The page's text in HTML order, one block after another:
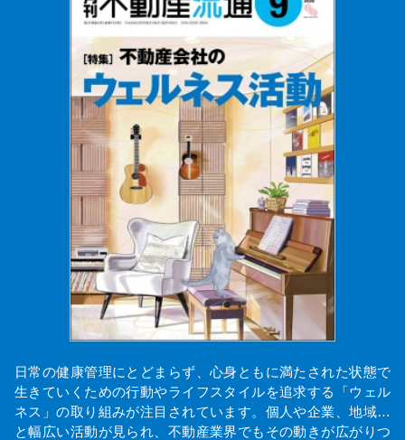
日常の健康管理にとどまらず、心身ともに満たされた状態で
生きていくための行動やライフスタイルを追求する「ウェル
ネス」の取り組みが注目されています。個人や企業、地域…
と幅広い活動が見られ、不動産業界でもその動きが広がりつ